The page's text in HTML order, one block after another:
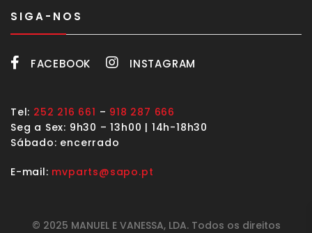
SIGA-NOS
FACEBOOK INSTAGRAM
Tel: 252 216 661 – 918 287 666
Seg a Sex: 9h30 – 13h00 | 14h-18h30
Sábado: encerrado
E-mail: mvparts@sapo.pt
© 2025 MANUEL E VANESSA, LDA. Todos os direitos